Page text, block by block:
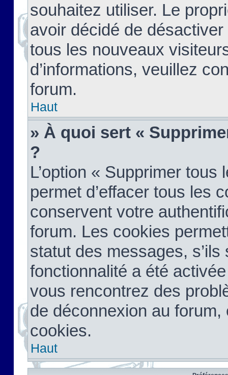
souhaitez utiliser. Le
avoir décidé de
tous les nouveaux
d’informations, veuillez
forum.
Haut
» À quoi sert «
?
L’option « Supprimer
permet d’effacer tous les
conservent votre
forum. Les cookies
statut des messages,
fonctionnalité a été
vous rencontrez des
de déconnexion au
cookies.
Haut